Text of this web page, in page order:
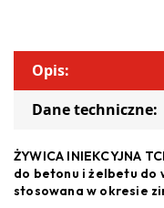
Opis:
Dane techniczne:
ŻYWICA INIEKCYJNA
do betonu i żelbetu do
stosowana w okresie